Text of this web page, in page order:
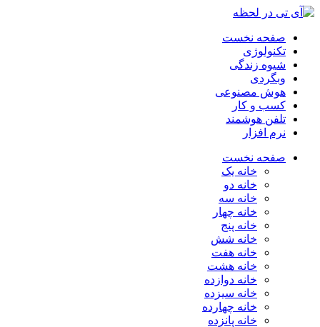
صفحه نخست
تکنولوژی
شیوه زندگی
وبگردی
هوش مصنوعی
کسب و کار
تلفن هوشمند
نرم افزار
صفحه نخست
خانه یک
خانه دو
خانه سه
خانه چهار
خانه پنج
خانه شش
خانه هفت
خانه هشت
خانه دوازده
خانه سیزده
خانه چهارده
خانه پانزده